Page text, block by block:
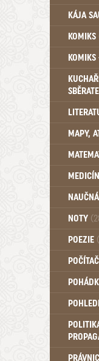
KÁJA
KOMIKS
Dům a
MAPY,
Zdraví
NOTY
POEZIE
Pro